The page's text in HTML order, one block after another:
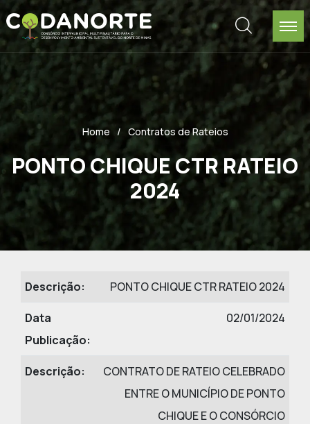
Home Contratos de Rateios
PONTO CHIQUE CTR RATEIO
2024
Descrição: PONTO CHIQUE CTR RATEIO 2024
Data
Publicação:
02/01/2024
Descrição:
CONTRATO DE RATEIO CELEBRADO
ENTRE O MUNICÍPIO DE PONTO
CHIQUE E O CONSÓRCIO